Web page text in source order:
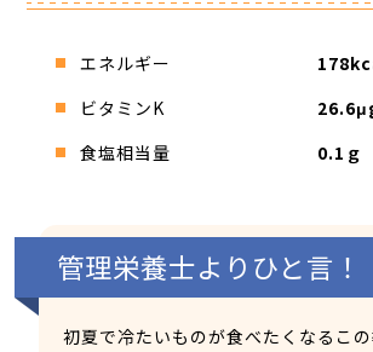
エネルギー
ビタミンK
食塩相当量
0.1ｇ
管理栄養士よりひと言！
初夏で冷たいものが食べたくなるこ